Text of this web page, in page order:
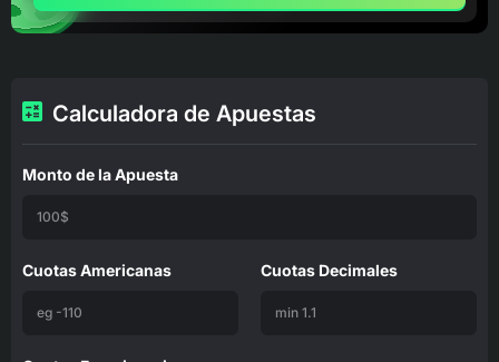
Calculadora de Apuestas
Monto de la Apuesta
Cuotas Americanas Cuotas Decimales